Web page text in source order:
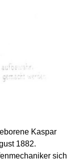
Kaspar
1882.
sich